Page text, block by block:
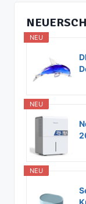
NEU
NEU
NEU